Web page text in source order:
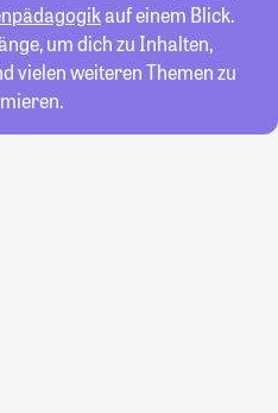
auf einem Blick.
um dich zu Inhalten,
vielen weiteren Themen zu